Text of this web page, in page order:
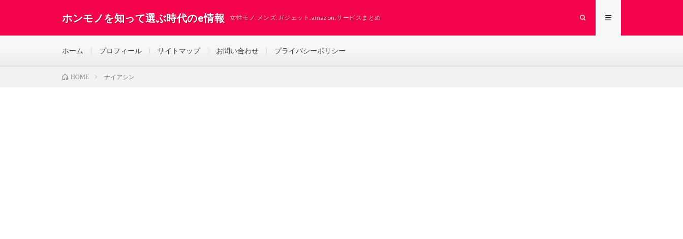
ホンモノを知って選ぶ時代のe情報 女性モノ,メンズ,ガジェット,amazon,サービスまとめ
ホーム プロフィール サイトマップ お問い合わせ プライバシーポリシー
HOME ナイアシン